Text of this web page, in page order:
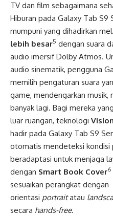
TV dan film sebagaimana
Hiburan pada Galaxy Tab S9
mumpuni yang dihadirkan
lebih besar5 dengan suara
audio imersif Dolby Atmos.
audio sinematik, pengguna
memilih pengaturan suara
game, mendengarkan musik,
banyak lagi. Bagi mereka
luar ruangan, teknologi
hadir pada Galaxy Tab S9
otomatis mendeteksi kondisi
beradaptasi untuk menjaga
dengan Smart Book Cover6
sesuaikan perangkat dengan
orientasi portraitatau
secara hands-free.